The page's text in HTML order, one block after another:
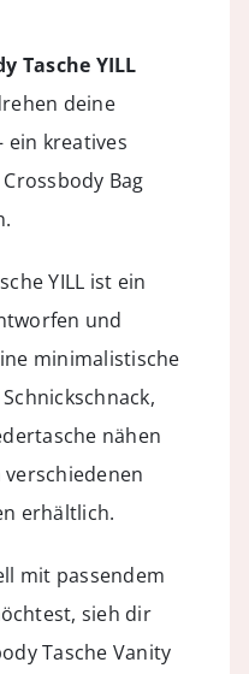
Tasche YILL
deine
ein kreatives
Bag
YILL ist ein
und
minimalistische
nähen
erhältlich.
mit passendem
sieh dir
Tasche Vanity